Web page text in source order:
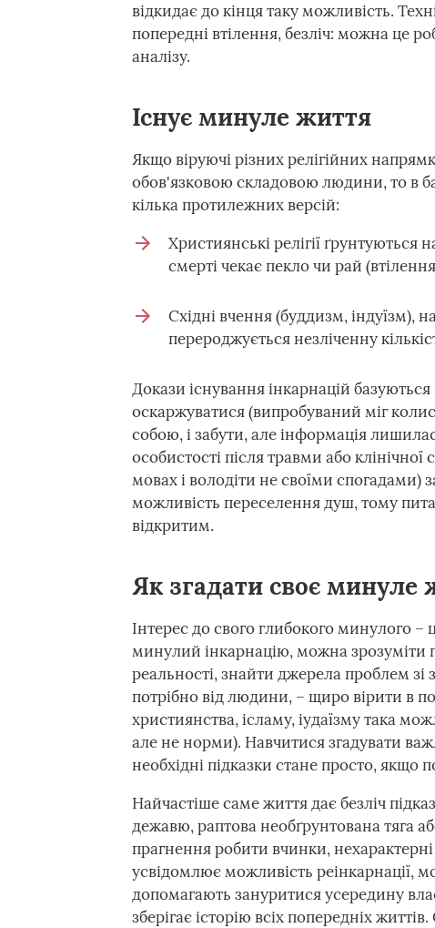
відкидає до кінця таку можливість.
попередні втілення, безліч: можна це
аналізу.
Існує минуле життя
Якщо віруючі різних релігійних
обов'язковою складовою людини, то в
кілька протилежних версій:
Християнські релігії
смерті чекає пекло чи рай
Східні вчення (буддизм, індуїзм),
перероджується незліченну
Докази існування інкарнацій
оскаржуватися (випробуваний міг
собою, і забути, але інформація
особистості після травми або
мовах і володіти не своїми спогадами)
можливість переселення душ, тому
відкритим.
Як згадати своє минуле
Інтерес до свого глибокого минулого –
минулий інкарнацію, можна зрозуміти
реальності, знайти джерела проблем
потрібно від людини, – щиро вірити в
християнства, ісламу, іудаїзму така
але не норми). Навчитися згадувати
необхідні підказки стане просто, якщо
Найчастіше саме життя дає безліч
дежавю, раптова необґрунтована тяга
прагнення робити вчинки,
усвідомлює можливість реінкарнації,
допомагають зануритися усередину
зберігає історію всіх попередніх